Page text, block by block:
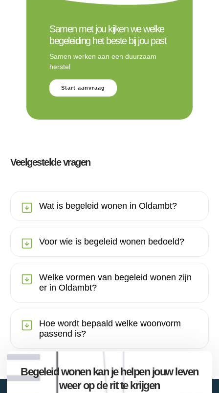
Samen met jou kijken we welke
begeleiding het beste bij jou past
Samen werken aan een duurzaam
herstel
Start aanvraag
Veelgestelde vragen
Wat is begeleid wonen in Oldambt?
Voor wie is begeleid wonen bedoeld?
Welke vormen van begeleid wonen zijn
er in Oldambt?
Hoe wordt bepaald welke woonvorm
passend is?
Begeleid wonen kan je helpen jouw leven
weer op de rit te krijgen